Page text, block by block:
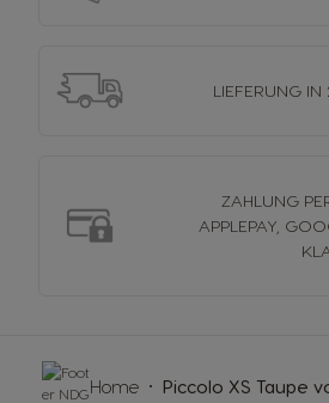
LIEFERUNGIN
ZAHLUNG
APPLEPAY,
Home Piccolo XS Taupe